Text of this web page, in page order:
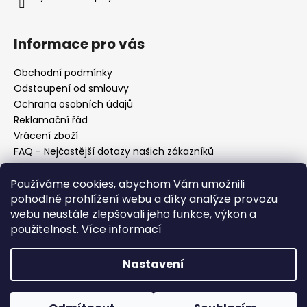
Používáme cookies, abychom Vám umožnili
pohodlné prohlížení webu a díky analýze provozu
webu neustále zlepšovali jeho funkce, výkon a
použitelnost. Více informací
Nastavení
Informace pro vás
Obchodní podmínky
Odstoupení od smlouvy
Ochrana osobních údajů
Reklamační řád
Vrácení zboží
FAQ - Nejčastější dotazy našich zákazníků
Mapa braiderek
Kurz zapletání vlasů
Blog
O nás
Kontakt
Copyright 2026Vysněné copánky. Všechna práva